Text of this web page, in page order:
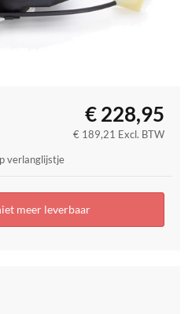
€228,95
€ 189,21 Excl. BTW
verlanglijstje
meer leverbaar